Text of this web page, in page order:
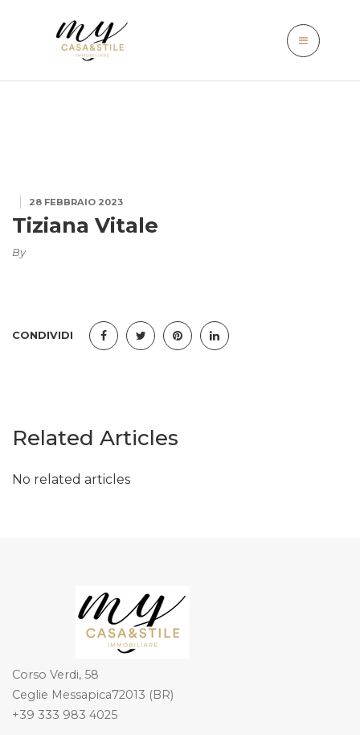
28 FEBBRAIO 2023
Tiziana Vitale
By
CONDIVIDI
Related Articles
No related articles
Corso Verdi, 58
Ceglie Messapica72013 (BR)
+39 333 983 4025